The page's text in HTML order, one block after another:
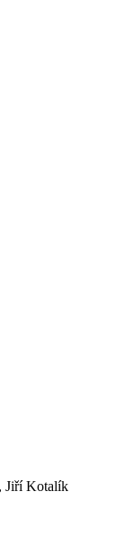
Jiří Kotalík